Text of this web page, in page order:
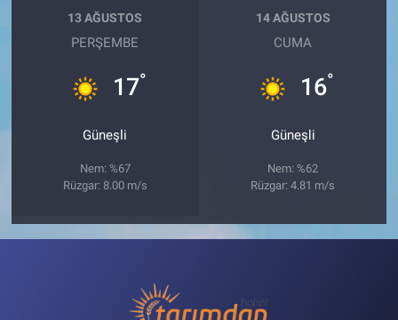
13 AĞUSTOS
PERŞEMBE
17°
Güneşli
Nem: %67
Rüzgar: 8.00 m/s
14 AĞUSTOS
CUMA
16°
Güneşli
Nem: %62
Rüzgar: 4.81 m/s